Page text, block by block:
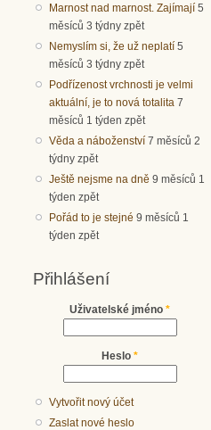
Marnost nad marnost. Zajímají 5
měsíců 3 týdny zpět
Nemyslím si, že už neplatí 5
měsíců 3 týdny zpět
Podřízenost vrchnosti je velmi
aktuální, je to nová totalita 7
měsíců 1 týden zpět
Věda a náboženství 7 měsíců 2
týdny zpět
Ještě nejsme na dně 9 měsíců 1
týden zpět
Pořád to je stejné 9 měsíců 1
týden zpět
Přihlášení
Uživatelské jméno *
Heslo *
Vytvořit nový účet
Zaslat nové heslo